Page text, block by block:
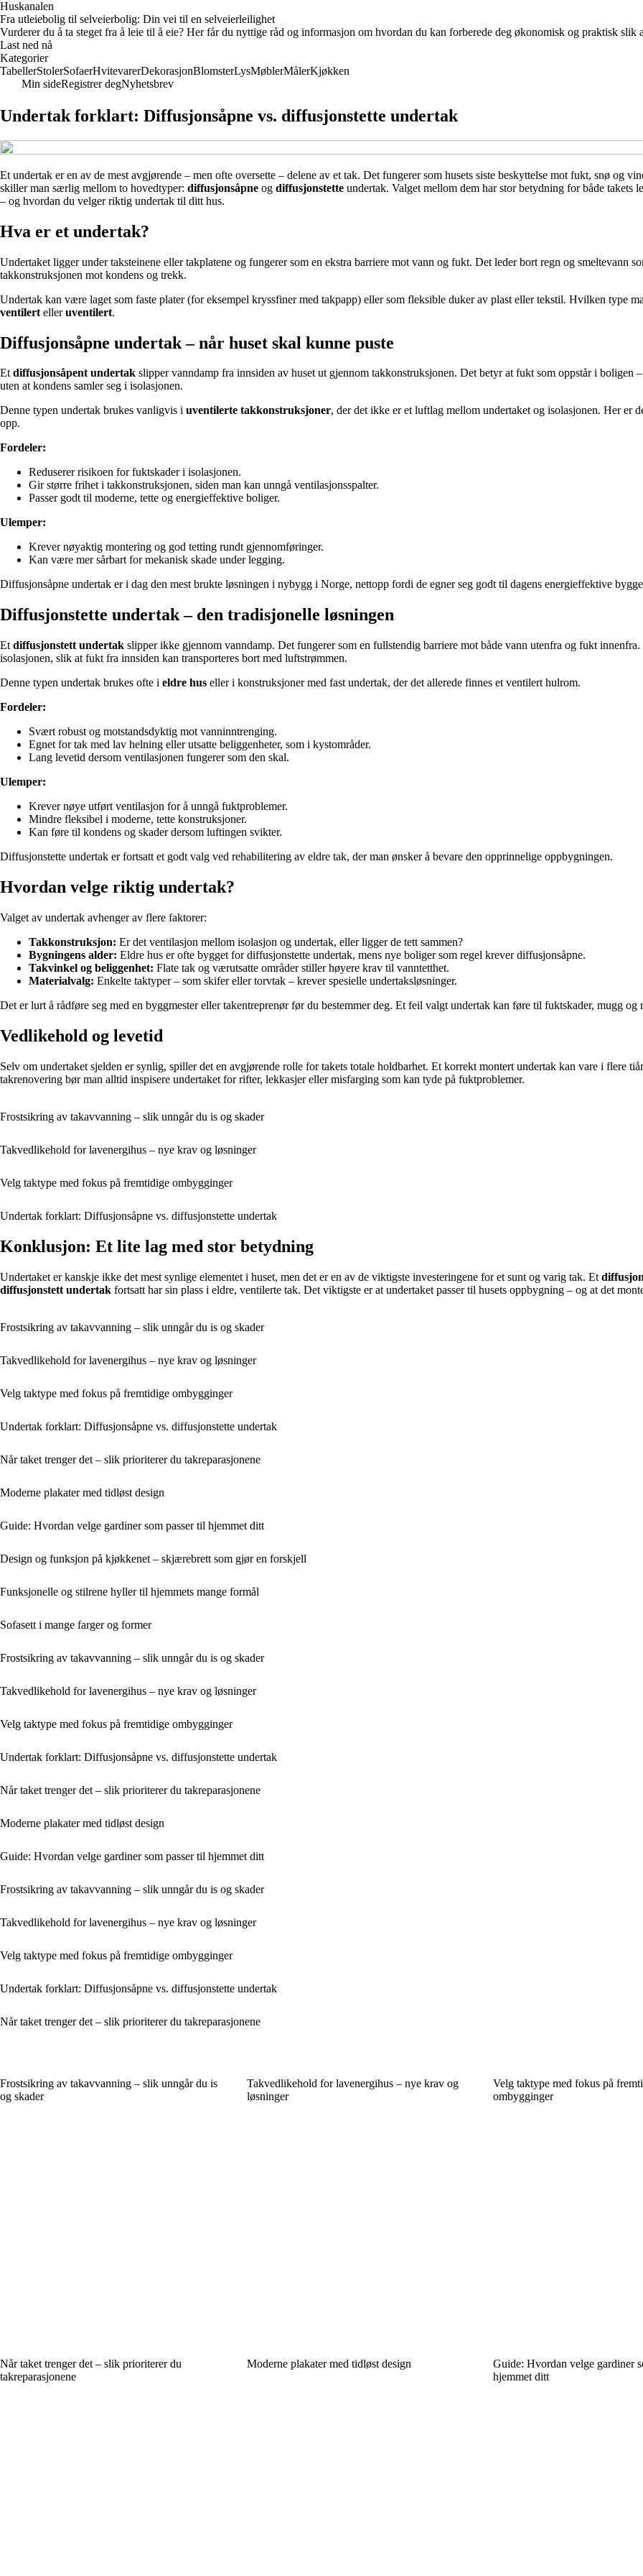
Huskanalen
Fra utleiebolig til selveierbolig: Din vei til en selveierleilighet
Vurderer du å ta steget fra å leie til å eie? Her får du nyttige råd og informasjon om hvordan du kan forberede deg økonomisk og praktisk slik
Last ned nå
Kategorier
TabellerStolerSofaerHvitevarerDekorasjonBlomsterLysMøblerMålerKjøkken
Min sideRegistrer degNyhetsbrev
Undertak forklart: Diffusjonsåpne vs. diffusjonstette undertak
Et undertak er en av de mest avgjørende – men ofte oversette – delene av et tak. Det fungerer som husets siste beskyttelse mot fukt, snø og
skiller man særlig mellom to hovedtyper: diffusjonsåpne og diffusjonstette undertak. Valget mellom dem har stor betydning for både
– og hvordan du velger riktig undertak til ditt hus.
Hva er et undertak?
Undertaket ligger under taksteinene eller takplatene og fungerer som en ekstra barriere mot vann og fukt. Det leder bort regn og smeltevann
takkonstruksjonen mot kondens og trekk.
Undertak kan være laget som faste plater (for eksempel kryssfiner med takpapp) eller som fleksible duker av plast eller tekstil. Hvilken type
ventilert elleruventilert.
Diffusjonsåpne undertak – når huset skal kunne puste
Etdiffusjonsåpent undertak slipper vanndamp fra innsiden av huset ut gjennom takkonstruksjonen. Det betyr at fukt som oppstår i
uten at kondens samler seg i isolasjonen.
Denne typen undertak brukes vanligvis i uventilerte takkonstruksjoner, der det ikke er et luftlag mellom undertaket og isolasjonen. Her er
opp.
Fordeler:
Reduserer risikoen for fuktskader i isolasjonen.
Gir større frihet i takkonstruksjonen, siden man kan unngå ventilasjonsspalter.
Passer godt til moderne, tette og energieffektive boliger.
Ulemper:
Krever nøyaktig montering og god tetting rundt gjennomføringer.
Kan være mer sårbart for mekanisk skade under legging.
Diffusjonsåpne undertak er i dag den mest brukte løsningen i nybygg i Norge, nettopp fordi de egner seg godt til dagens energieffektive
Diffusjonstette undertak – den tradisjonelle løsningen
Et diffusjonstett undertak slipper ikke gjennom vanndamp. Det fungerer som en fullstendig barriere mot både vann utenfra og fukt
isolasjonen, slik at fukt fra innsiden kan transporteres bort med luftstrømmen.
Denne typen undertak brukes ofte i eldre hus eller i konstruksjoner med fast undertak, der det allerede finnes et ventilert hulrom.
Fordeler:
Svært robust og motstandsdyktig mot vanninntrenging.
Egnet for tak med lav helning eller utsatte beliggenheter, som i kystområder.
Lang levetid dersom ventilasjonen fungerer som den skal.
Ulemper:
Krever nøye utført ventilasjon for å unngå fuktproblemer.
Mindre fleksibel i moderne, tette konstruksjoner.
Kan føre til kondens og skader dersom luftingen svikter.
Diffusjonstette undertak er fortsatt et godt valg ved rehabilitering av eldre tak, der man ønsker å bevare den opprinnelige oppbygningen.
Hvordan velge riktig undertak?
Valget av undertak avhenger av flere faktorer:
Takkonstruksjon: Er det ventilasjon mellom isolasjon og undertak, eller ligger de tett sammen?
Bygningens alder: Eldre hus er ofte bygget for diffusjonstette undertak, mens nye boliger som regel krever diffusjonsåpne.
Takvinkel og beliggenhet: Flate tak og værutsatte områder stiller høyere krav til vanntetthet.
Materialvalg: Enkelte taktyper – som skifer eller torvtak – krever spesielle undertaksløsninger.
Det er lurt å rådføre seg med en byggmester eller takentreprenør før du bestemmer deg. Et feil valgt undertak kan føre til fuktskader, mugg og
Vedlikehold og levetid
Selv om undertaket sjelden er synlig, spiller det en avgjørende rolle for takets totale holdbarhet. Et korrekt montert undertak kan vare i flere
takrenovering bør man alltid inspisere undertaket for rifter, lekkasjer eller misfarging som kan tyde på fuktproblemer.
Frostsikring av takavvanning – slik unngår du is og skader
Takvedlikehold for lavenergihus – nye krav og løsninger
Velg taktype med fokus på fremtidige ombygginger
Undertak forklart: Diffusjonsåpne vs. diffusjonstette undertak
Konklusjon: Et lite lag med stor betydning
Undertaket er kanskje ikke det mest synlige elementet i huset, men det er en av de viktigste investeringene for et sunt og varig tak. Et
diffusjonstett undertak fortsatt har sin plass i eldre, ventilerte tak. Det viktigste er at undertaket passer til husets oppbygning – og at det
Frostsikring av takavvanning – slik unngår du is og skader
Takvedlikehold for lavenergihus – nye krav og løsninger
Velg taktype med fokus på fremtidige ombygginger
Undertak forklart: Diffusjonsåpne vs. diffusjonstette undertak
Når taket trenger det – slik prioriterer du takreparasjonene
Moderne plakater med tidløst design
Guide: Hvordan velge gardiner som passer til hjemmet ditt
Design og funksjon på kjøkkenet – skjærebrett som gjør en forskjell
Funksjonelle og stilrene hyller til hjemmets mange formål
Sofasett i mange farger og former
Frostsikring av takavvanning – slik unngår du is og skader
Takvedlikehold for lavenergihus – nye krav og løsninger
Velg taktype med fokus på fremtidige ombygginger
Undertak forklart: Diffusjonsåpne vs. diffusjonstette undertak
Når taket trenger det – slik prioriterer du takreparasjonene
Moderne plakater med tidløst design
Guide: Hvordan velge gardiner som passer til hjemmet ditt
Frostsikring av takavvanning – slik unngår du is og skader
Takvedlikehold for lavenergihus – nye krav og løsninger
Velg taktype med fokus på fremtidige ombygginger
Undertak forklart: Diffusjonsåpne vs. diffusjonstette undertak
Når taket trenger det – slik prioriterer du takreparasjonene
Frostsikring av takavvanning – slik unngår du is
og skader
Takvedlikehold for lavenergihus – nye krav og
løsninger
Velg taktype med fokus på
ombygginger
Når taket trenger det – slik prioriterer du
takreparasjonene
Moderne plakater med tidløst design
Guide: Hvordan velge gardiner
hjemmet ditt